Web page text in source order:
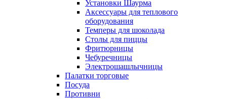
Установки Шаурма
Аксессуары для теплового
оборудования
Темперы для шоколада
Столы для пиццы
Фритюрницы
Чебуречницы
Электрошашлычницы
Палатки торговые
Посуда
Противни